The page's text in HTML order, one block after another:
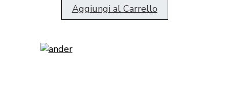
Aggiungi al Carrello